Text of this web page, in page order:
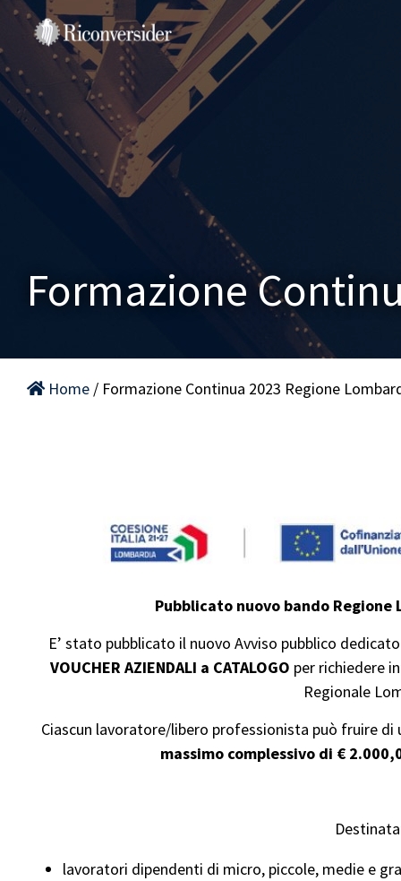
Salta
contenuto
Formazione
Home / Formazione Continua 2023 Regione
Pubblicato nuovo bando
E’ stato pubblicato il nuovo Avviso pubblico
VOUCHER AZIENDALI a CATALOGO per richiedere
Regionale
Ciascun lavoratore/libero professionista può fruire
massimo complessivo di €
lavoratori dipendenti di micro, piccole, medie e